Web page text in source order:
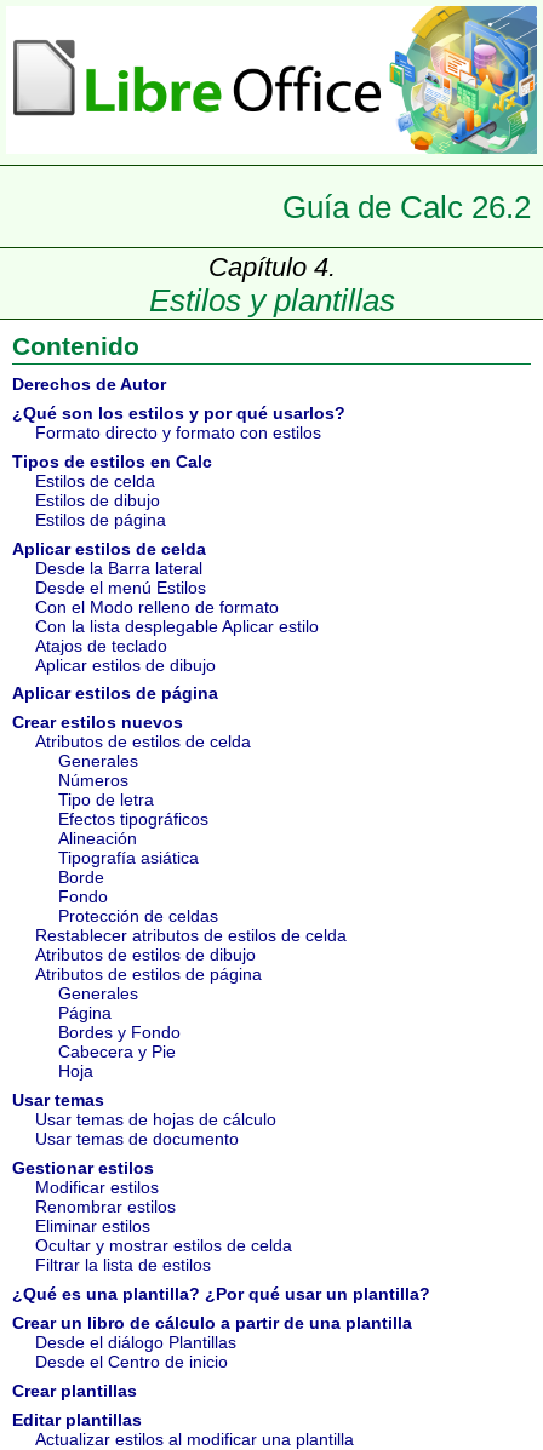
Guía de Calc 26.2
Capítulo 4.
Estilos y plantillas
Contenido
Derechos de Autor
¿Qué son los estilos y por qué usarlos?
Formato directo y formato con estilos
Tipos de estilos en Calc
Estilos de celda
Estilos de dibujo
Estilos de página
Aplicar estilos de celda
Desde la Barra lateral
Desde el menú Estilos
Con el Modo relleno de formato
Con la lista desplegable Aplicar estilo
Atajos de teclado
Aplicar estilos de dibujo
Aplicar estilos de página
Crear estilos nuevos
Atributos de estilos de celda
Generales
Números
Tipo de letra
Efectos tipográficos
Alineación
Tipografía asiática
Borde
Fondo
Protección de celdas
Restablecer atributos de estilos de celda
Atributos de estilos de dibujo
Atributos de estilos de página
Generales
Página
Bordes y Fondo
Cabecera y Pie
Hoja
Usar temas
Usar temas de hojas de cálculo
Usar temas de documento
Gestionar estilos
Modificar estilos
Renombrar estilos
Eliminar estilos
Ocultar y mostrar estilos de celda
Filtrar la lista de estilos
¿Qué es una plantilla? ¿Por qué usar un plantilla?
Crear un libro de cálculo a partir de una plantilla
Desde el diálogo Plantillas
Desde el Centro de inicio
Crear plantillas
Editar plantillas
Actualizar estilos al modificar una plantilla